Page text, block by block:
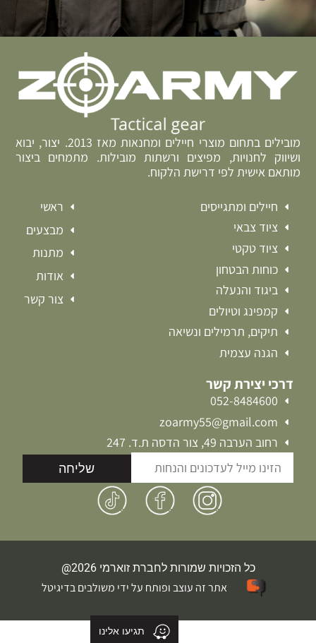
מובילים בתחום מוצרי חיילים ומחנאות מאז 2013. יצור, יבוא
ושיווק לחנויות, מפיצים ורשתות מובילות. מתמחים ביצור
מותאם אישית לפי דרישת הלקוח.
חיילים ומתגייסים
ציוד צבאי
ציוד טקטי
כוחות הבטחון
ביגוד והנעלה
קמפינג וטיולים
תיקים, תרמילים ונשיאה
הגנה עצמית
ראשי
מבצעים
מתנות
אודות
צור קשר
דרכי יצירת קשר
052-8484600
zoarmy55@gmail.com
רחוב הערבה 49, צור הדסה ת.ד. 247
שליחה
כל הזכויות שמורות לחברת זוארמי 2026@
אתר זה עוצב ופותח על ידי משולבים בדיגיטל
תגיעו אלינו